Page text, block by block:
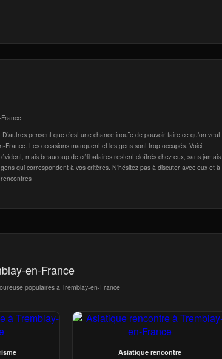
:
pensent que c’est une chance inouïe de pouvoir faire ce qu’on veut,
France. Les occasions manquent et les gens sont trop occupés. Voici
mais beaucoup de célibataires restent cloîtrés chez eux, sans jamais
qui correspondent à vos critères. N’hésitez pas à discuter avec eux et à
en-France
populaires à Tremblay-en-France
Asiatique rencontre